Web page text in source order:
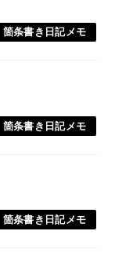
箇条書き日記メモ
箇条書き日記メモ
箇条書き日記メモ